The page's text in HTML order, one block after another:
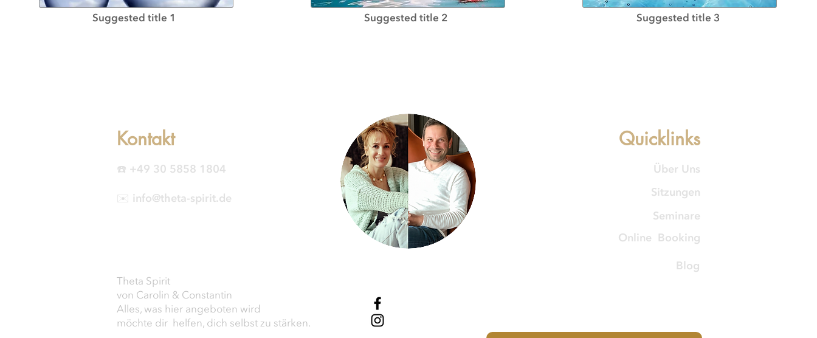
Suggested title 1 Suggested title 2 Suggested title 3
Kontakt
☎️ +49 30 5858 1804
✉️ info@theta-spirit.de
Theta Spirit
von Carolin & Constantin
Alles, was hier angeboten wird
möchte dir helfen, dich selbst zu stärken.
Quicklinks
Über Uns
Sitzungen
Seminare
Online Booking
Blog